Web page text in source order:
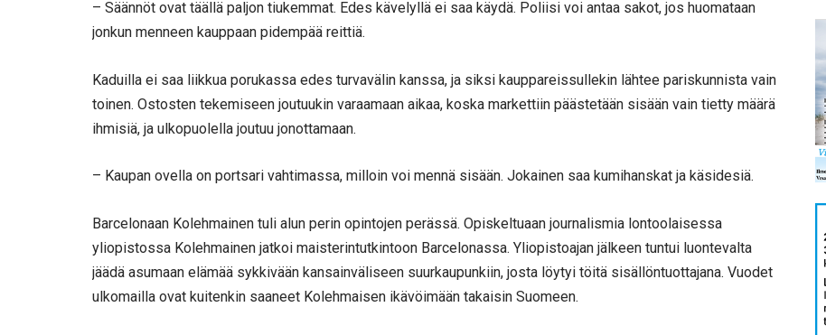
– Säännöt ovat täällä paljon tiukemmat. Edes kävelyllä ei saa käydä. Poliisi voi antaa sakot, jos huomataan
jonkun menneen kauppaan pidempää reittiä.
Kaduilla ei saa liikkua porukassa edes turvavälin kanssa, ja siksi kauppareissullekin lähtee pariskunnista vain
toinen. Ostosten tekemiseen joutuukin varaamaan aikaa, koska markettiin päästetään sisään vain tietty määrä
ihmisiä, ja ulkopuolella joutuu jonottamaan.
– Kaupan ovella on portsari vahtimassa, milloin voi mennä sisään. Jokainen saa kumihanskat ja käsidesiä.
Barcelonaan Kolehmainen tuli alun perin opintojen perässä. Opiskeltuaan journalismia lontoolaisessa
yliopistossa Kolehmainen jatkoi maisterintutkintoon Barcelonassa. Yliopistoajan jälkeen tuntui luontevalta
jäädä asumaan elämää sykkivään kansainväliseen suurkaupunkiin, josta löytyi töitä sisällöntuottajana. Vuodet
ulkomailla ovat kuitenkin saaneet Kolehmaisen ikävöimään takaisin Suomeen.